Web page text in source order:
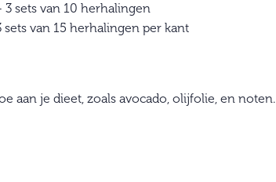
sets van 10 herhalingen
sets van 15 herhalingen per kant
aan je dieet, zoals avocado, olijfolie, en noten.